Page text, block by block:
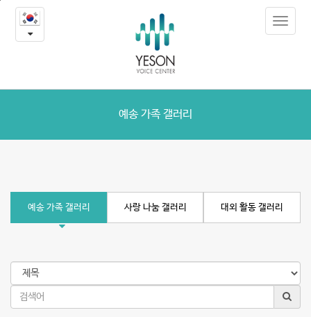
예
송
러
Toggle
예송 가족 갤러리
예송 가족 갤러리 사랑 나눔 갤러리 대외 활동 갤러리